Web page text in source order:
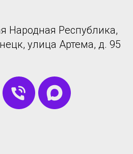
Народная Республика,
улица Артема, д. 95